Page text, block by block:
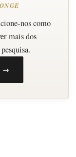
nos como
mais dos
→